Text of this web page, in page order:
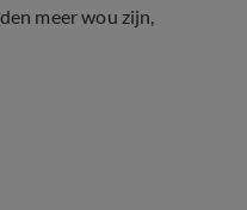
meer wou zijn,